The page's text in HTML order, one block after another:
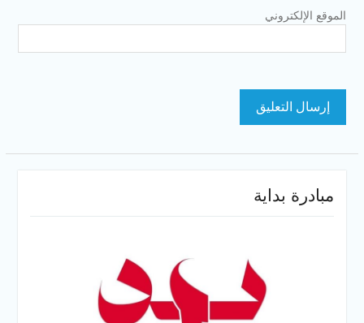
الموقع الإلكتروني
مبادرة بداية